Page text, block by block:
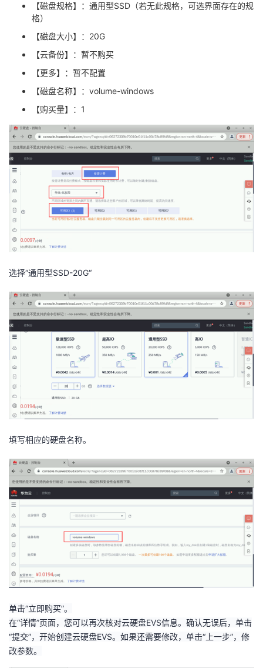
【磁盘规格】：通用型SSD （若无此规格，可选界面存在的规
格）
【磁盘大小】： 20G
【云备份】：暂不购买
【更多】：暂不配置
【磁盘名称】： volume-windows
【购买量】： 1
选择“通用型SSD-20G“
填写相应的硬盘名称。
单击“立即购买”。
在“详情”页面，您可以再次核对云硬盘EVS信息。确认无误后，单击
“提交”，开始创建云硬盘EVS。如果还需要修改，单击“上一步”，修
改参数。